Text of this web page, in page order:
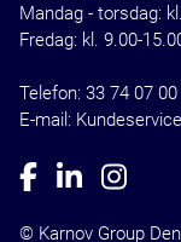
Mandag - torsdag:
Fredag: kl. 9.00-
Telefon: 33 74 07 00
E-mail:
© Karnov Group